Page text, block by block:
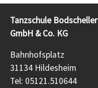
Tanzschule Bodscheller
GmbH & Co. KG
Bahnhofsplatz
31134 Hildesheim
Tel: 05121.510644